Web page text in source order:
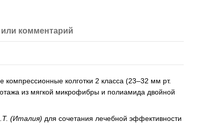
комментарий
компрессионные колготки 2 класса (23–32 мм рт.
из мягкой микрофибры и полиамида двойной
(Италия) для сочетания лечебной эффективности